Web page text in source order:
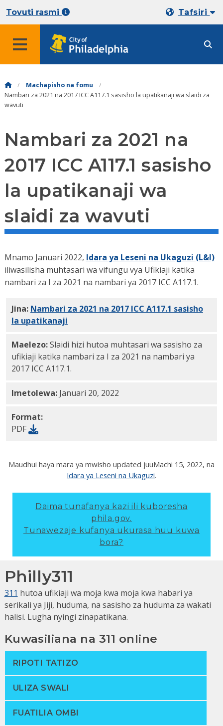
Tovuti rasmi Tafsiri
Machapisho na fomu
Nambari za 2021 na 2017 ICC A117.1 sasisho la upatikanaji wa slaidi za
wavuti
Nambari za 2021 na
2017 ICC A117.1 sasisho
la upatikanaji wa
slaidi za wavuti
Mnamo Januari 2022, Idara ya Leseni na Ukaguzi (L&I)
iliwasilisha muhtasari wa vifungu vya Ufikiaji katika
nambari za I za 2021 na nambari ya 2017 ICC A117.1.
Jina: Nambari za 2021 na 2017 ICC A117.1 sasisho
la upatikanaji
Maelezo:Slaidi hizi hutoa muhtasari wa sasisho za
ufikiaji katika nambari za I za 2021 na nambari ya
2017 ICC A117.1.
Imetolewa: Januari 20, 2022
Format:
PDF
Maudhui haya mara ya mwisho updated juuMachi 15, 2022, na
Idara ya Leseni na Ukaguzi.
Daima tunafanya kazi ili kuboresha
phila.gov.
Tunawezaje kufanya ukurasa huu kuwa
bora?
Philly311
311 hutoa ufikiaji wa moja kwa moja kwa habari ya
serikali ya Jiji, huduma, na sasisho za huduma za wakati
halisi. Lugha nyingi zinapatikana.
Kuwasiliana na 311 online
RIPOTI TATIZO
ULIZA SWALI
FUATILIA OMBI